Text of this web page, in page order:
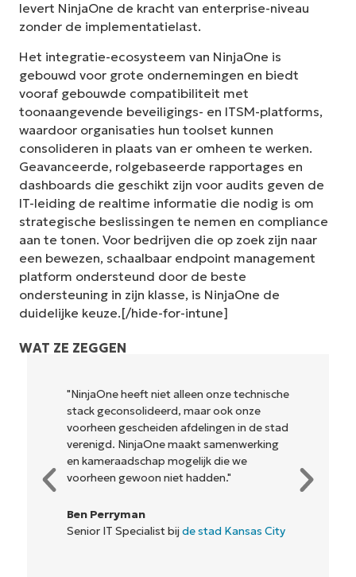
levert NinjaOne de kracht van enterprise-niveau
zonder de implementatielast.
Het integratie-ecosysteem van NinjaOne is
gebouwd voor grote ondernemingen en biedt
vooraf gebouwde compatibiliteit met
toonaangevende beveiligings- en ITSM-platforms,
waardoor organisaties hun toolset kunnen
consolideren in plaats van er omheen te werken.
Geavanceerde, rolgebaseerde rapportages en
dashboards die geschikt zijn voor audits geven de
IT-leiding de realtime informatie die nodig is om
strategische beslissingen te nemen en compliance
aan te tonen. Voor bedrijven die op zoek zijn naar
een bewezen, schaalbaar endpoint management
platform ondersteund door de beste
ondersteuning in zijn klasse, is NinjaOne de
duidelijke keuze.[/hide-for-intune]
WAT ZE ZEGGEN
"NinjaOne heeft niet alleen onze technische
stack geconsolideerd, maar ook onze
voorheen gescheiden afdelingen in de stad
verenigd. NinjaOne maakt samenwerking
en kameraadschap mogelijk die we
voorheen gewoon niet hadden."
Ben Perryman
Senior IT Specialist bij de stad Kansas City